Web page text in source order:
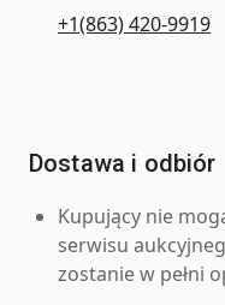
+1(863) 420-9919
Dostawa i odbiór
Kupujący nie
serwisu
zostanie w pełni